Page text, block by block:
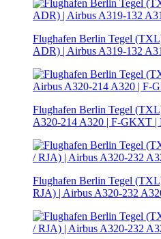
Flughafen Berlin Tegel
ADR) | Airbus A319-132
Flughafen Berlin Tegel
A320-214 A320 | F-GKXT |
Flughafen Berlin Tegel
RJA) | Airbus A320-232